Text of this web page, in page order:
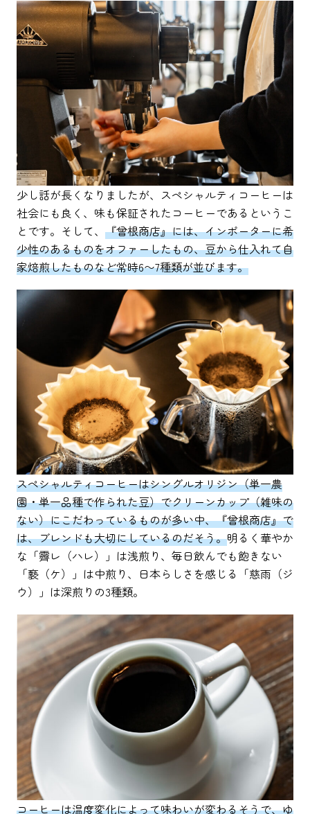
少し話が長くなりましたが、スペシャルティコーヒーは
社会にも良く、味も保証されたコーヒーであるというこ
とです。そして、 『曾根商店』には、インポーターに希
少性のあるものをオファーしたもの、豆から仕入れて自
家焙煎したものなど常時6〜7種類が並びます。
スペシャルティコーヒーはシングルオリジン（単一農
園・単一品種で作られた豆）でクリーンカップ（雑味の
ない）にこだわっているものが多い中、『曾根商店』で
は、ブレンドも大切にしているのだそう。明るく華やか
な「霽レ（ハレ）」は浅煎り、毎日飲んでも飽きない
「褻（ケ）」は中煎り、日本らしさを感じる「慈雨（ジ
ウ）」は深煎りの3種類。
コーヒーは温度変化によって味わいが変わるそうで、ゆ